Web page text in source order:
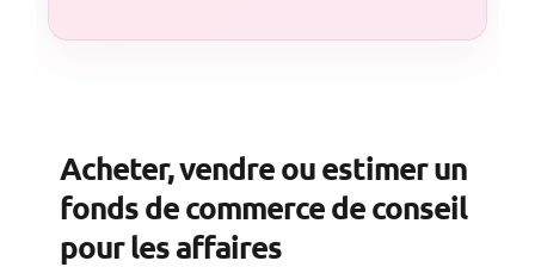
Acheter, vendre ou estimer un
fonds de commerce de conseil
pour les affaires